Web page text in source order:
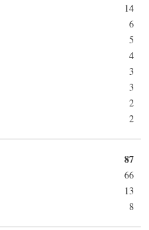
14
6
5
4
3
3
2
2
87
66
13
8